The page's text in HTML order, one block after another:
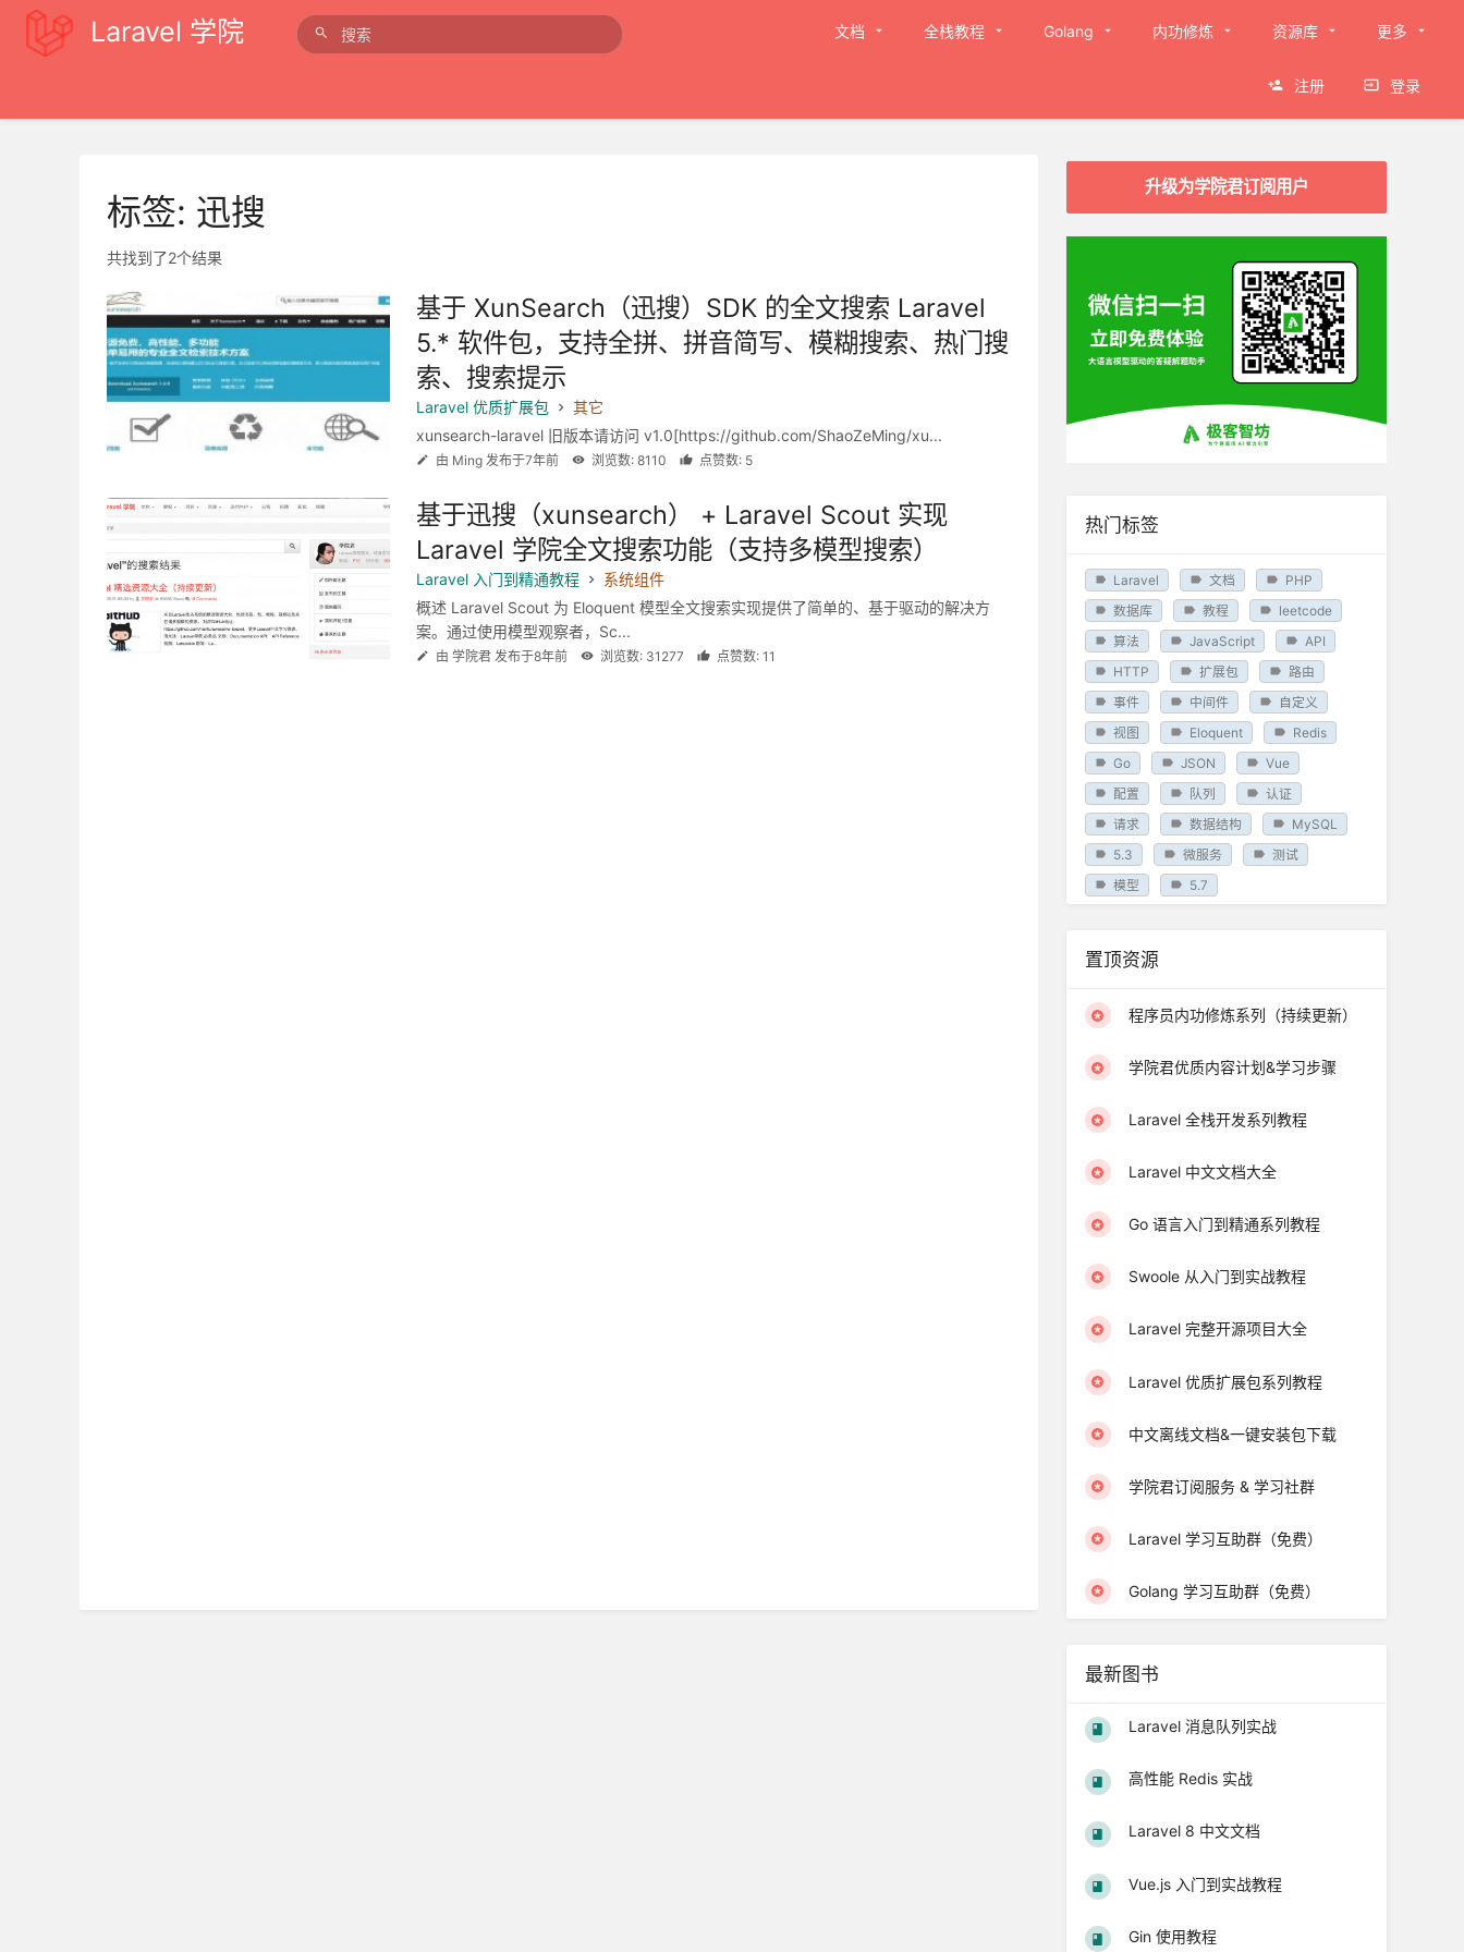
Laravel 学院 文档 全栈教程 Golang 内功修炼 资源库 更多
注册 登录
标签: 迅搜
共找到了2个结果
基于 XunSearch（迅搜）SDK 的全文搜索 Laravel
5.* 软件包，支持全拼、拼音简写、模糊搜索、热门搜
索、搜索提示
Laravel 优质扩展包
其它
xunsearch-laravel 旧版本请访问 v1.0[https://github.com/ShaoZeMing/xu...
由 Ming 发布于7年前 浏览数: 8110 点赞数: 5
基于迅搜（xunsearch） + Laravel Scout 实现
Laravel 学院全文搜索功能（支持多模型搜索）
Laravel 入门到精通教程
系统组件
概述 Laravel Scout 为 Eloquent 模型全文搜索实现提供了简单的、基于驱动的解决方
案。通过使用模型观察者，Sc...
由 学院君 发布于8年前 浏览数: 31277 点赞数: 11
升级为学院君订阅用户
热门标签
Laravel 文档
PHP
数据库
教程
leetcode
算法
JavaScript
API
HTTP
扩展包
路由
事件
中间件
自定义
视图
Eloquent
Redis
Go
JSON
Vue
配置
队列
认证
请求
数据结构
MySQL
5.3
微服务
测试
模型
5.7
置顶资源
程序员内功修炼系列（持续更新）
学院君优质内容计划&学习步骤
Laravel 全栈开发系列教程
Laravel 中文文档大全
Go 语言入门到精通系列教程
Swoole 从入门到实战教程
Laravel 完整开源项目大全
Laravel 优质扩展包系列教程
中文离线文档&一键安装包下载
学院君订阅服务 & 学习社群
Laravel 学习互助群（免费）
Golang 学习互助群（免费）
最新图书
Laravel 消息队列实战
高性能 Redis 实战
Laravel 8 中文文档
Vue.js 入门到实战教程
Gin 使用教程